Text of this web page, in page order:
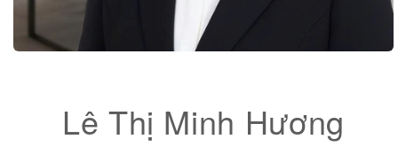
Lê Thị Minh Hương